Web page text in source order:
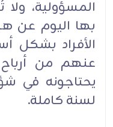
المسؤولية،
بها اليوم عن
الأفراد بشكل
عنهم من
يحتاجونه في
لسنة كاملة.